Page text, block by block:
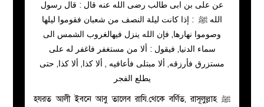
عن على بن ابى طالب رضى الله عنه قال : قال رسول
الله ﷺ : إذا كانت ليلة النصف من شعبان فقوموا ليلها
وصوموا نهارها, فإن الله ينزل فيهالغروب الشمس الى
سماء الدنيا, فيقول : ألا من مستغفر فاغفر له على
مستزرق فأرزقه, ألا مبتلى فأعافيه , ألا كذا, ألا كذا, حتى
يطلع الفجر
হযরত আলী ইবনে আবু তালেবরাযি.থেকে বর্ণিত, রাসূলুল্লাহ ﷺ